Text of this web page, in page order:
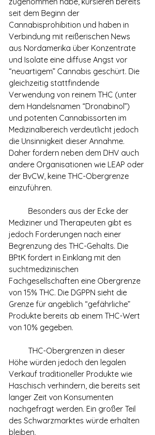
seit dem Beginn der
Cannabisprohibition und haben in
Verbindung mit reißerischen News
aus Nordamerika über Konzentrate
und Isolate eine diffuse Angst vor
“neuartigem” Cannabis geschürt. Die
gleichzeitig stattfindende
Verwendung von reinem THC (unter
dem Handelsnamen “Dronabinol”)
und potenten Cannabissorten im
Medizinalbereich verdeutlicht jedoch
die Unsinnigkeit dieser Annahme.
Daher fordern neben dem DHV auch
andere Organisationen wie LEAP oder
der BvCW, keine THC-Obergrenze
einzuführen.
Mediziner und Therapeuten gibt es
jedoch Forderungen nach einer
Begrenzung des THC-Gehalts. Die
BPtK fordert in Einklang mit den
suchtmedizinischen
Fachgesellschaften eine Obergrenze
von 15% THC. Die DGPPN sieht die
Grenze für angeblich “gefährliche”
Produkte bereits ab einem THC-Wert
von 10% gegeben.
Höhe würden jedoch den legalen
Verkauf traditioneller Produkte wie
Haschisch verhindern, die bereits seit
langer Zeit von Konsumenten
nachgefragt werden. Ein großer Teil
des Schwarzmarktes würde erhalten
bleiben.